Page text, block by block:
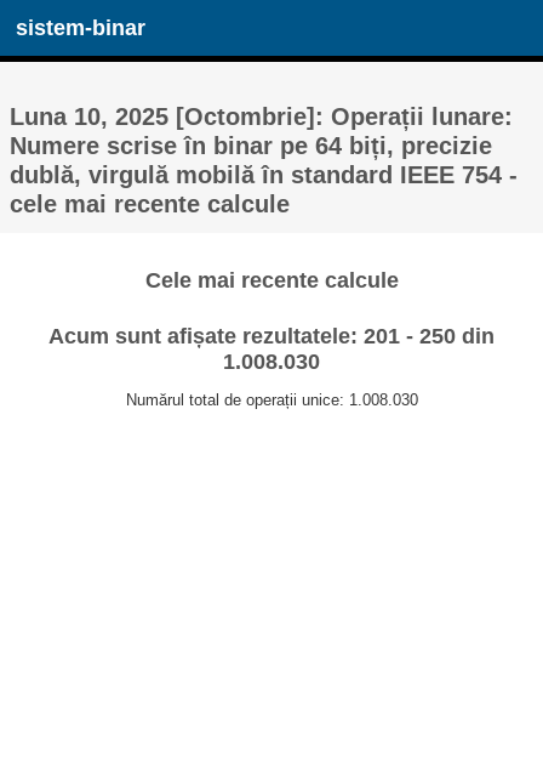
sistem-binar
Luna 10, 2025 [Octombrie]: Operații lunare:
Numere scrise în binar pe 64 biți, precizie
dublă, virgulă mobilă în standard IEEE 754 -
cele mai recente calcule
Cele mai recente calcule
Acum sunt afișate rezultatele: 201 - 250 din
1.008.030
Numărul total de operații unice: 1.008.030